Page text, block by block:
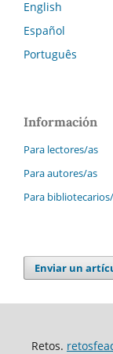
English
Español
Português
Información
Para lectores/as
Para autores/as
Para
Enviar un
Retos.